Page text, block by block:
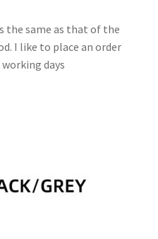
the same as that of the
I like to place an order
days